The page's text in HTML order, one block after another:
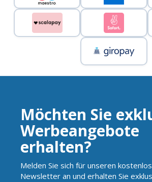
Möchten Sie
Werbeangebote
erhalten?
Melden Sie sich für unseren
Newsletter an und erhalten Sie